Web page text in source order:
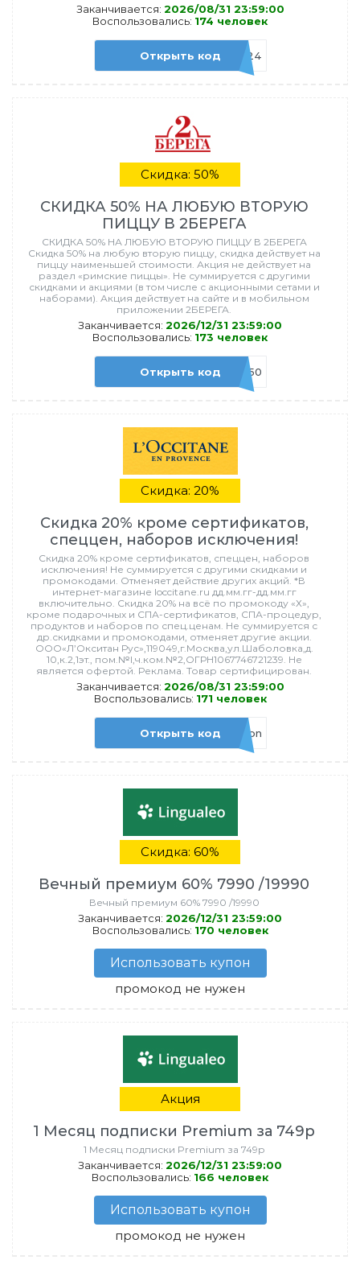
Заканчивается: 2026/08/31 23:59:00
Воспользовались: 174 человек
Открыть кодNEW24
Скидка: 50%
СКИДКА 50% НА ЛЮБУЮ ВТОРУЮ
ПИЦЦУ В 2БЕРЕГА
СКИДКА 50% НА ЛЮБУЮ ВТОРУЮ ПИЦЦУ В 2БЕРЕГА
Скидка 50% на любую вторую пиццу, скидка действует на
пиццу наименьшей стоимости. Акция не действует на
раздел «римские пиццы». Не суммируется с другими
скидками и акциями (в том числе с акционными сетами и
наборами). Акция действует на сайте и в мобильном
приложении 2БЕРЕГА.
Заканчивается: 2026/12/31 23:59:00
Воспользовались: 173 человек
Открыть кодПицца_50
Скидка: 20%
Скидка 20% кроме сертификатов,
спеццен, наборов исключения!
Скидка 20% кроме сертификатов, спеццен, наборов
исключения! Не суммируется с другими скидками и
промокодами. Отменяет действие других акций. *В
интернет-магазине loccitane.ru дд.мм.гг-дд.мм.гг
включительно. Скидка 20% на всё по промокоду «Х»,
кроме подарочных и СПА-сертификатов, СПА-процедур,
продуктов и наборов по спец.ценам. Не суммируется с
др.скидками и промокодами, отменяет другие акции.
ООО«Л’Окситан Рус»,119049,г.Москва,ул.Шаболовка,д.
10,к.2,1эт., пом.№I,ч.ком.№2,ОГРН1067746721239. Не
является офертой. Реклама. Товар сертифицирован.
Заканчивается: 2026/08/31 23:59:00
Воспользовались: 171 человек
Открыть кодsale20ton
Скидка: 60%
Вечный премиум 60% 7990 /19990
Вечный премиум 60% 7990 /19990
Заканчивается: 2026/12/31 23:59:00
Воспользовались: 170 человек
Использовать купон
промокод не нужен
Акция
1 Месяц подписки Premium за 749р
1 Месяц подписки Premium за 749р
Заканчивается: 2026/12/31 23:59:00
Воспользовались: 166 человек
Использовать купон
промокод не нужен